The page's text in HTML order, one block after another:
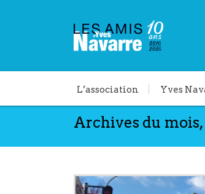
L’association Yves
Archives du mois,